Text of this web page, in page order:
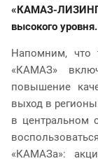
«КАМАЗ-
высокого уровня.
Напомним, что
«КАМАЗ»
повышение
выход в
в центральном
«КАМАЗа»: